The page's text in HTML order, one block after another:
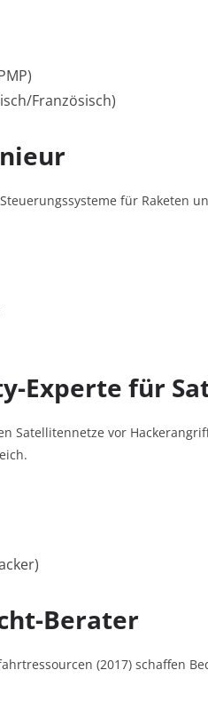
Französisch)
für Raketen
Experte für
Satellitennetze vor
Berater
(2017) schaffen